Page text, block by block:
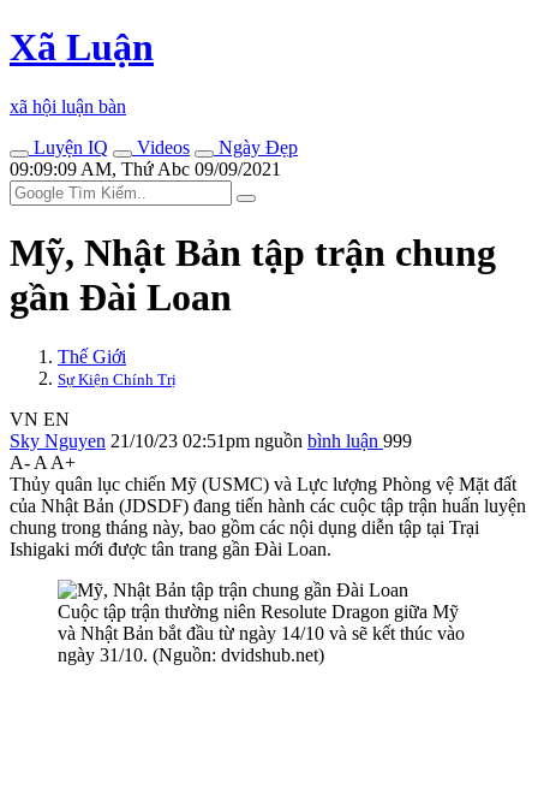
Xã Luận
xã hội luận bàn
Luyện IQ
Videos
Ngày Đẹp
09:09:09 AM, Thứ Abc 09/09/2021
Mỹ, Nhật Bản tập trận chung
gần Đài Loan
Thế Giới
Sự Kiện Chính Trị
VN EN
Sky Nguyen 21/10/23 02:51pm nguồn bình luận 999
A- A A+
Thủy quân lục chiến Mỹ (USMC) và Lực lượng Phòng vệ Mặt đất
của Nhật Bản (JDSDF) đang tiến hành các cuộc tập trận huấn luyện
chung trong tháng này, bao gồm các nội dụng diễn tập tại Trại
Ishigaki mới được tân trang gần Đài Loan.
Cuộc tập trận thường niên Resolute Dragon giữa Mỹ
và Nhật Bản bắt đầu từ ngày 14/10 và sẽ kết thúc vào
ngày 31/10. (Nguồn: dvidshub.net)